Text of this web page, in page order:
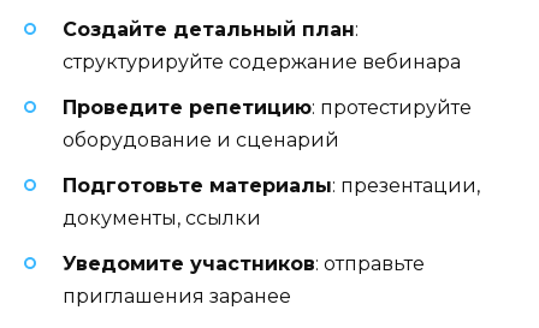
Создайте детальный план:
структурируйте содержание вебинара
Проведите репетицию: протестируйте
оборудование и сценарий
Подготовьте материалы: презентации,
документы, ссылки
Уведомите участников: отправьте
приглашения заранее